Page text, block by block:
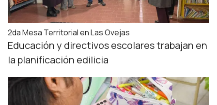
2da Mesa Territorial en Las Ovejas
Educación y directivos escolares trabajan en
la planificación edilicia